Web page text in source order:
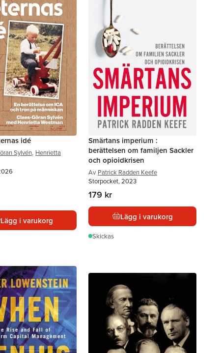
idé
Sylvén, Henrietta
Lägg i varukorg
Smärtans imperium :
berättelsen om familjen Sackler
och opioidkrisen
Av Patrick Radden Keefe
Storpocket, 2023
179 kr
Lägg i varukorg
Skickas